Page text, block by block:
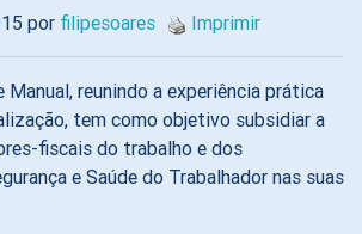
por filipesoares Imprimir
Manual, reunindo a experiência prática
tem como objetivo subsidiar a
fiscais do trabalho e dos
e Saúde do Trabalhador nas suas